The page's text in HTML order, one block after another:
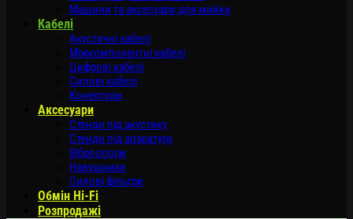
Машини та аксесуари для мийки
Кабелі
Акустичні кабелі
Міжкомпонентні кабелі
Цифрові кабелі
Силові кабелі
Конектори
Аксесуари
Стенди під акустику
Стенди під апаратуру
Віброопори
Навушники
Силові фільтри
Обмін Hi-Fi
Розпродажі